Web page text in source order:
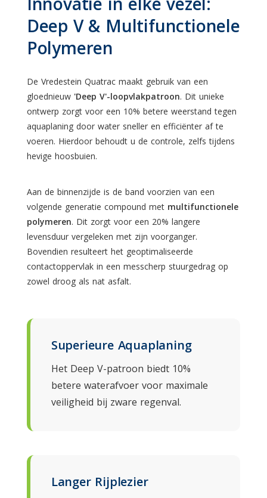
Deep V & Multifunctionele
Polymeren
De Vredestein Quatrac maakt gebruik van een
gloednieuw 'Deep V'-loopvlakpatroon. Dit unieke
ontwerp zorgt voor een 10% betere weerstand tegen
aquaplaning door water sneller en efficiënter af te
voeren. Hierdoor behoudt u de controle, zelfs tijdens
hevige hoosbuien.
Aan de binnenzijde is de band voorzien van een
volgende generatie compound met multifunctionele
polymeren. Dit zorgt voor een 20% langere
levensduur vergeleken met zijn voorganger.
Bovendien resulteert het geoptimaliseerde
contactoppervlak in een messcherp stuurgedrag op
zowel droog als nat asfalt.
Superieure Aquaplaning
Het Deep V-patroon biedt 10%
betere waterafvoer voor maximale
veiligheid bij zware regenval.
Langer Rijplezier